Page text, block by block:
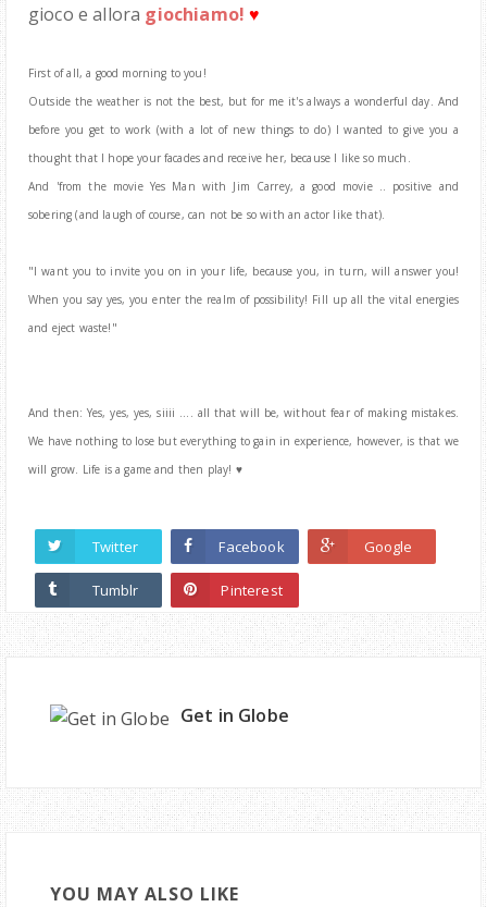
gioco e allora giochiamo! ♥
First of all, a good morning to you!
Outside the weather is not the best, but for me it's always a wonderful day. And
before you get to work (with a lot of new things to do) I wanted to give you a
thought that I hope your facades and receive her, because I like so much.
And 'from the movie Yes Man with Jim Carrey, a good movie .. positive and
sobering (and laugh of course, can not be so with an actor like that).
"I want you to invite you on in your life, because you, in turn, will answer you!
When you say yes, you enter the realm of possibility! Fill up all the vital energies
and eject waste!"
And then: Yes, yes, yes, siiii .... all that will be, without fear of making mistakes.
We have nothing to lose but everything to gain in experience, however, is that we
will grow. Life is a game and then play! ♥
Twitter Facebook Google
Tumblr Pinterest
Get in Globe
YOU MAY ALSO LIKE